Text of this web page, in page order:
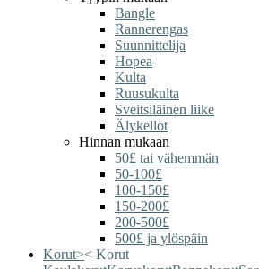
Bangle
Rannerengas
Suunnittelija
Hopea
Kulta
Ruusukulta
Sveitsiläinen liike
Älykellot
Hinnan mukaan
50£ tai vähemmän
50-100£
100-150£
150-200£
200-500£
500£ ja ylöspäin
Korut>< Korut